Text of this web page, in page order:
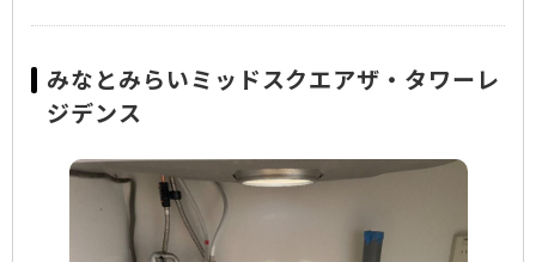
みなとみらいミッドスクエアザ・タワーレ
ジデンス